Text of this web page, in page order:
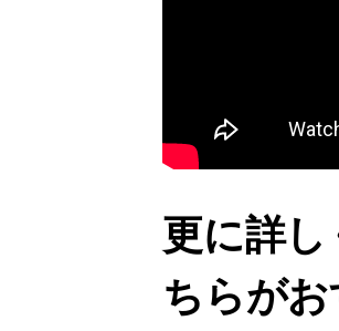
更に詳
ちらがお